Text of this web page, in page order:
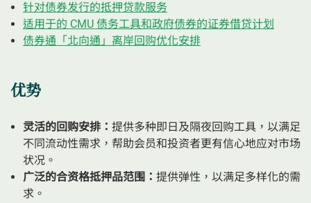
针对债券发行的抵押贷款服务
适用于的 CMU 债务工具和政府债券的证券借贷计划
债券通「北向通」离岸回购优化安排
优势
灵活的回购安排： 提供多种即日及隔夜回购工具，以满足
不同流动性需求，帮助会员和投资者更有信心地应对市场
状况。
广泛的合资格抵押品范围： 提供弹性，以满足多样化的需
求。